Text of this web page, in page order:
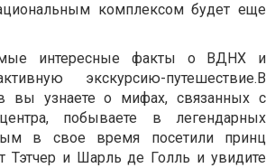
комплексом будет еще
интересные факты о ВДНХ и
экскурсию-путешествие.В
вы узнаете о мифах, связанных с
побываете в легендарных
в свое время посетили принц
Тэтчер и Шарль де Голль и увидите